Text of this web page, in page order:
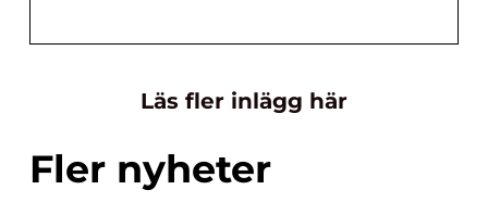
Läs fler inlägg här
Fler nyheter